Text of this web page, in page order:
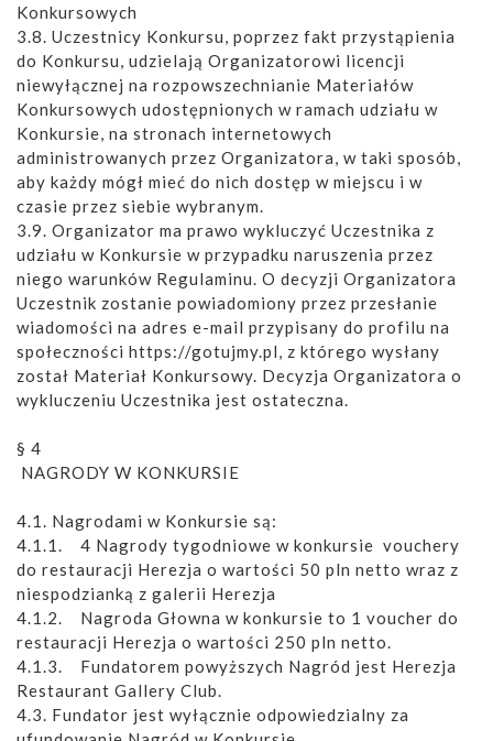
Konkursowych
3.8. Uczestnicy Konkursu, poprzez fakt przystąpienia
do Konkursu, udzielają Organizatorowi licencji
niewyłącznej na rozpowszechnianie Materiałów
Konkursowych udostępnionych w ramach udziału w
Konkursie, na stronach internetowych
administrowanych przez Organizatora, w taki sposób,
aby każdy mógł mieć do nich dostęp w miejscu i w
czasie przez siebie wybranym.
3.9. Organizator ma prawo wykluczyć Uczestnika z
udziału w Konkursie w przypadku naruszenia przez
niego warunków Regulaminu. O decyzji Organizatora
Uczestnik zostanie powiadomiony przez przesłanie
wiadomości na adres e-mail przypisany do profilu na
społeczności https://gotujmy.pl, z którego wysłany
został Materiał Konkursowy. Decyzja Organizatora o
wykluczeniu Uczestnika jest ostateczna.
§ 4
NAGRODY W KONKURSIE
4.1. Nagrodami w Konkursie są:
4.1.1. 4 Nagrody tygodniowe w konkursie vouchery
do restauracji Herezja o wartości 50 pln netto wraz z
niespodzianką z galerii Herezja
4.1.2. Nagroda Głowna w konkursie to 1 voucher do
restauracji Herezja o wartości 250 pln netto.
4.1.3. Fundatorem powyższych Nagród jest Herezja
Restaurant Gallery Club.
4.3. Fundator jest wyłącznie odpowiedzialny za